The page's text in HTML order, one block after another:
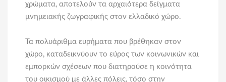
χρώματα, αποτελούν τα αρχαιότερα δείγματα
μνημειακής ζωγραφικής στον ελλαδικό χώρο.
Τα πολυάριθμα ευρήματα που βρέθηκαν στον
χώρο, καταδεικνύουν το εύρος των κοινωνικών και
εμπορκών σχέσεων που διατηρούσε η κοινότητα
του οικισμού με άλλες πόλεις, τόσο στην